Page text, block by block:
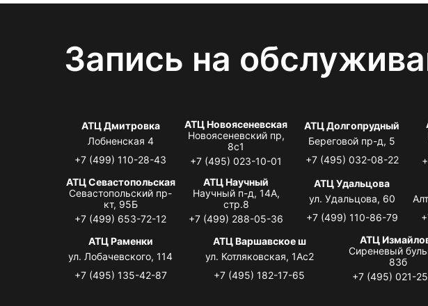
Запись на
АТЦ Дмитровка
Лобненская 4
+7 (499) 110-28-43
АТЦ Новоясеневская
Новоясеневский пр,
8с1
+7 (495) 023-10-01
АТЦ Долгопрудный
Береговой пр-д, 5
+7 (495) 032-08-22
АТЦ Севастопольская
Севастопольский пр-
кт, 95Б
+7 (499) 653-72-12
АТЦ Научный
Научный п-д, 14А,
стр.8
+7 (499) 288-05-36
АТЦ Удальцова
ул. Удальцова, 60
+7 (499) 110-86-79
АТЦ Раменки
ул. Лобачевского, 114
+7 (495) 135-42-87
АТЦ Варшавское ш
ул. Котляковская, 1Ас2
+7 (495) 182-17-65
АТЦ
Сиреневый
83б
+7 (495) 021-